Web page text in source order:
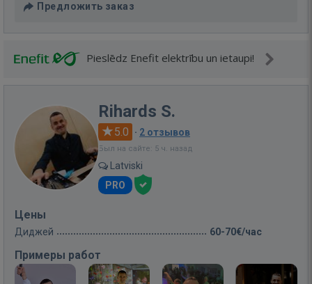
Предложить заказ
Pieslēdz Enefit elektrību un ietaupi!
Rihards S.
5.0 · 2 отзывов
Был на сайте: 5 ч. назад
Latviski
PRO
Цены
Диджей 60-70€/час
Примеры работ